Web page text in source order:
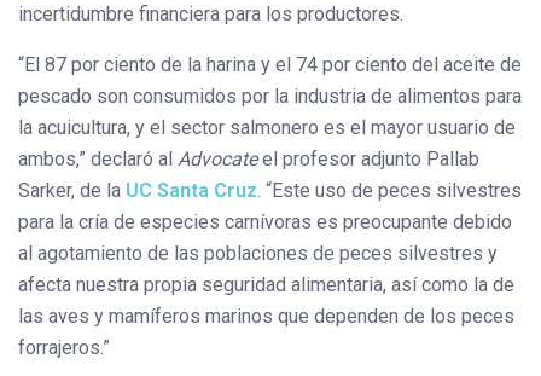
incertidumbre financiera para los productores.
“El 87 por ciento de la harina y el 74 por ciento del aceite de
pescado son consumidos por la industria de alimentos para
la acuicultura, y el sector salmonero es el mayor usuario de
ambos,” declaró al Advocateel profesor adjunto Pallab
Sarker, de la UC Santa Cruz . “Este uso de peces silvestres
para la cría de especies carnívoras es preocupante debido
al agotamiento de las poblaciones de peces silvestres y
afecta nuestra propia seguridad alimentaria, así como la de
las aves y mamíferos marinos que dependen de los peces
forrajeros.”